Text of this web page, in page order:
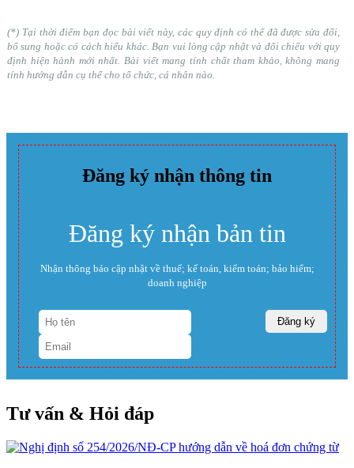
(*) Tại thời điểm bạn đọc bài viết này, các quy định có thể đã được sửa đổi,
bổ sung hoặc có cách hiểu khác. Bạn vui lòng cập nhật và đối chiếu với quy
định hiện hành mới nhất. Bài viết mang tính chất tham khảo, không mang
tính hướng dẫn cụ thể cho tổ chức, cá nhân nào.
Đăng ký nhận thông tin
Đăng ký nhận bản tin
Nhận thông báo cập nhật về thuế; kế toán, kiểm toán; bảo hiểm;
doanh nghiệp
Tư vấn & Hỏi đáp